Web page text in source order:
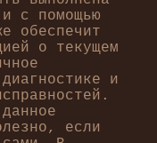
с помощью
обеспечит
о текущем
и
если